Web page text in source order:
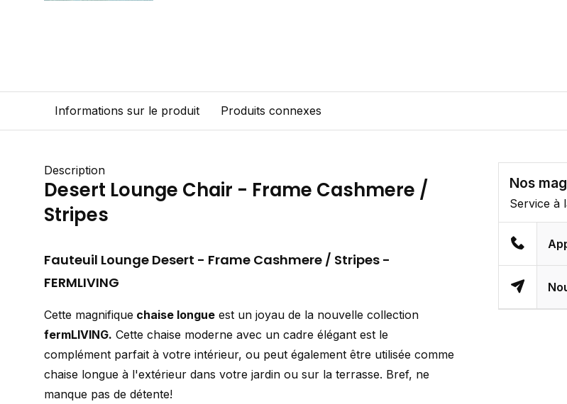
Informations sur le produit Produits connexes
Description
Desert Lounge Chair - Frame Cashmere /
Stripes
Fauteuil Lounge Desert - Frame Cashmere / Stripes -
FERMLIVING
Cette magnifique chaise longue est un joyau de la nouvelle collection
fermLIVING. Cette chaise moderne avec un cadre élégant est le
complément parfait à votre intérieur, ou peut également être utilisée comme
chaise longue à l'extérieur dans votre jardin ou sur la terrasse. Bref, ne
manque pas de détente!
Nos
Service à